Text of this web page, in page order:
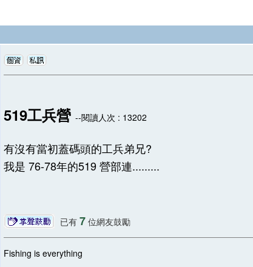
519工兵營 --閱讀人次 : 13202
有沒有當初蓋碼頭的工兵弟兄?
我是 76-78年的519 營部連.........
已有 7位網友鼓勵
Fishing is everything